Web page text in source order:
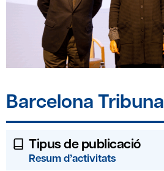
Barcelona Tribuna
Tipus de publicació
Resum d’activitats